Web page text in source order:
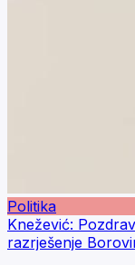
Politika
Knežević:
razrješenje